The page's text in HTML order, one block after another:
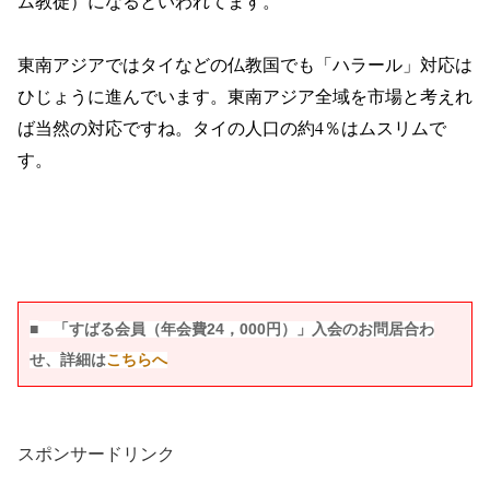
東南アジアではタイなどの仏教国でも「ハラール」対応は
ひじょうに進んでいます。東南アジア全域を市場と考えれ
ば当然の対応ですね。タイの人口の約4％はムスリムで
す。
■ 「すばる会員（年会費24，000円）」入会のお問居合わ
せ、詳細はこちらへ
スポンサードリンク